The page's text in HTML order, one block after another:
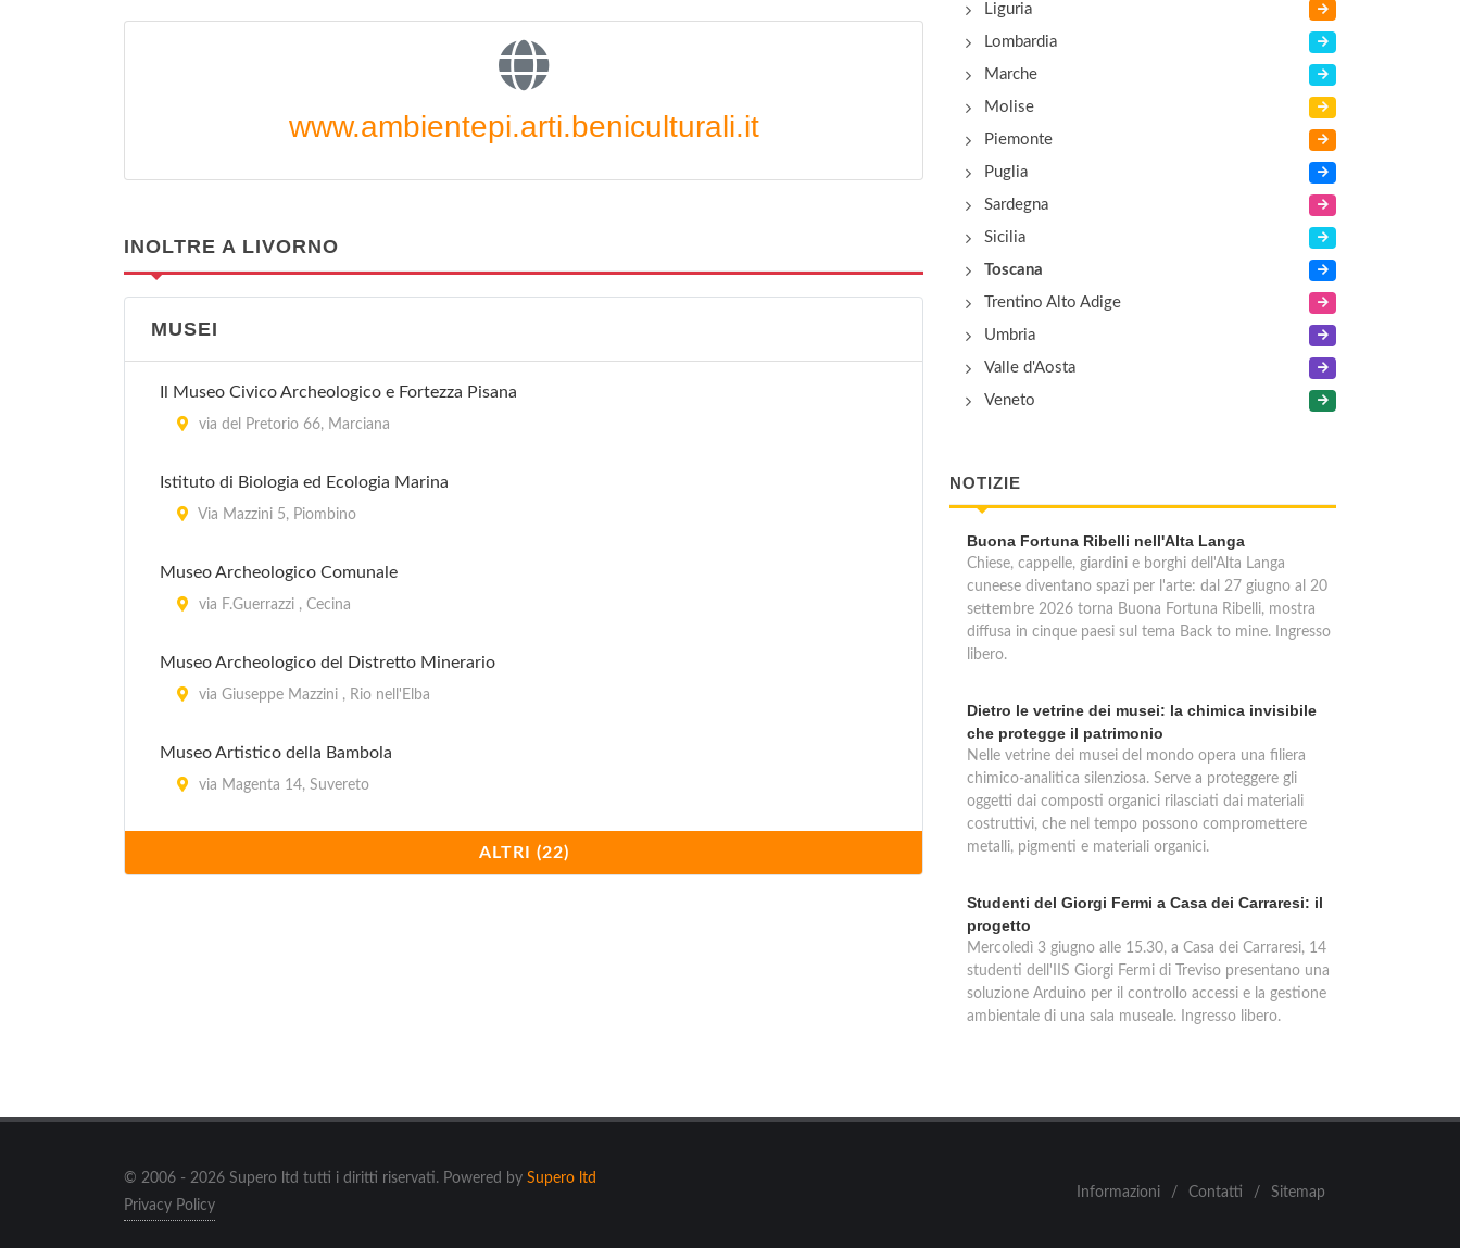
www.ambientepi.arti.beniculturali.it
INOLTRE A LIVORNO
MUSEI
Il Museo Civico Archeologico e Fortezza Pisana
via del Pretorio 66, Marciana
Istituto di Biologia ed Ecologia Marina
Via Mazzini 5, Piombino
Museo Archeologico Comunale
via F.Guerrazzi , Cecina
Museo Archeologico del Distretto Minerario
via Giuseppe Mazzini , Rio nell'Elba
Museo Artistico della Bambola
via Magenta 14, Suvereto
via del Castello 24, Rosignano Marittimo
Museo Civico Giovanni Fattori
Museo dei Minerali e Arte Mineraria
ALTRI (22)
Liguria
Lombardia
Marche
Molise
Piemonte
Puglia
Sardegna
Sicilia
Toscana
Trentino Alto Adige
Umbria
Valle d'Aosta
Veneto
NOTIZIE
Buona Fortuna Ribelli nell'Alta Langa
Chiese, cappelle, giardini e borghi dell'Alta Langa
cuneese diventano spazi per l'arte: dal 27 giugno al 20
settembre 2026 torna Buona Fortuna Ribelli, mostra
diffusa in cinque paesi sul tema Back to mine. Ingresso
libero.
Dietro le vetrine dei musei: la chimica invisibile
che protegge il patrimonio
Nelle vetrine dei musei del mondo opera una filiera
chimico-analitica silenziosa. Serve a proteggere gli
oggetti dai composti organici rilasciati dai materiali
costruttivi, che nel tempo possono compromettere
metalli, pigmenti e materiali organici.
Studenti del Giorgi Fermi a Casa dei Carraresi: il
progetto
Mercoledì 3 giugno alle 15.30, a Casa dei Carraresi, 14
studenti dell'IIS Giorgi Fermi di Treviso presentano una
soluzione Arduino per il controllo accessi e la gestione
ambientale di una sala museale. Ingresso libero.
© 2006 - 2026 Supero ltd tutti i diritti riservati. Powered by Supero ltd
Privacy Policy
Informazioni / Contatti / Sitemap